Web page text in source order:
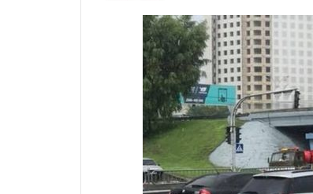
празднике и как
заказать Мишку?